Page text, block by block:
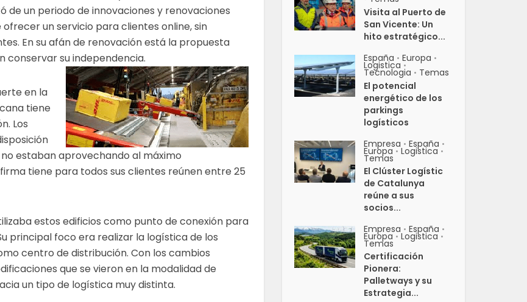
de un periodo de innovaciones y renovaciones
un servicio para clientes online, sin
En su afán de renovación está la propuesta
conservar su independencia.
en la
tiene
Los
estaban aprovechando al máximo
tiene para todos sus clientes reúnen entre 25
estos edificios como punto de conexión para
principal foco era realizar la logística de los
centro de distribución. Con los cambios
que se vieron en la modalidad de
un tipo de logística muy distinta.
Visita al Puerto de
San Vicente: Un
hito estratégico...
España • Europa •
Logistica •
Tecnologia • Temas
El potencial
energético de los
parkings
logísticos
Empresa • España •
Europa • Logistica •
Temas
El Clúster Logístic
de Catalunya
reúne a sus
socios...
Empresa • España •
Europa • Logistica •
Temas
Certificación
Pionera:
Palletways y su
Estrategia...